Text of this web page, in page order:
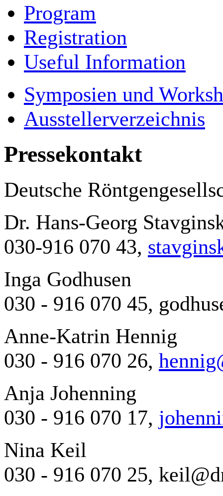
Program
Registration
Useful Information
Symposien und
Ausstellerverzeichnis
Pressekontakt
Deutsche
Dr. Hans-Georg
030-916 070 43,
Inga Godhusen
030 - 916 070 45,
Anne-Katrin Hennig
030 - 916 070 26,
Anja Johenning
030 - 916 070 17,
Nina Keil
030 - 916 070 25,